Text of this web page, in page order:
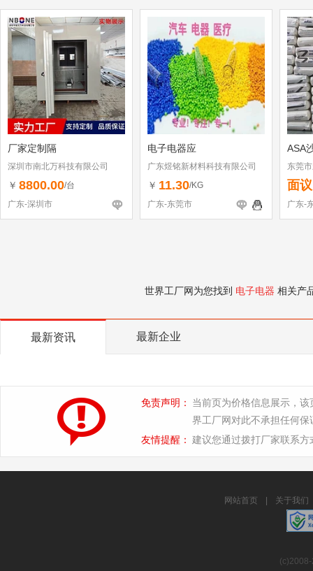
厂家定制隔
深圳市南北万科技有限公司
￥ 8800.00/台
广东-深圳市
电子电器应
广东煜铭新材料科技有限公司
￥ 11.30/KG
广东-东莞市
ASA
东莞
面议
广东-
世界工厂网为您找到 电子电器 相关产
最新资讯 最新企业
免责声明：
当前页为价格信息展示，
界工厂网对此不承担任何保
友情提醒： 建议您通过拨打厂家联系
网站首页 关于我们